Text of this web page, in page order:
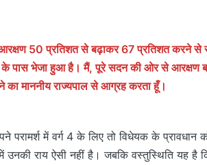
50 प्रतिशत से बढ़ाकर 67 प्रतिशत करने से
के पास भेजा हुआ है। मैं, पूरे सदन की ओर से आरक्षण
का माननीय राज्यपाल से आग्रह करता हूँ।
परामर्श में वर्ग 4 के लिए तो विधेयक के प्रावधान
उनकी राय ऐसी नहीं है। जबकि वस्तुस्थिति यह है